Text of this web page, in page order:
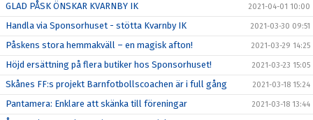
GLAD PÅSK ÖNSKAR KVARNBY IK 2021-04-01 10:00
Handla via Sponsorhuset - stötta Kvarnby IK 2021-03-30 09:51
Påskens stora hemmakväll – en magisk afton! 2021-03-29 14:25
Höjd ersättning på flera butiker hos Sponsorhuset! 2021-03-23 15:05
Skånes FF:s projekt Barnfotbollscoachen är i full gång 2021-03-18 15:24
Pantamera: Enklare att skänka till föreningar 2021-03-18 13:44